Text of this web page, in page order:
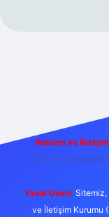
Reklam ve
Yasal Uyarı: Sitemiz,
ve İletişim Kurumu